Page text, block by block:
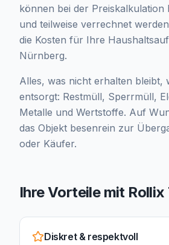
können bei der Preiskalkulation
und teilweise verrechnet
die Kosten für Ihre
Nürnberg.
Alles, was nicht erhalten bleibt,
entsorgt: Restmüll, Sperrmüll,
Metalle und Wertstoffe. Auf
das Objekt besenrein zur
oder Käufer.
Ihre Vorteile mit
Diskret & respektvoll